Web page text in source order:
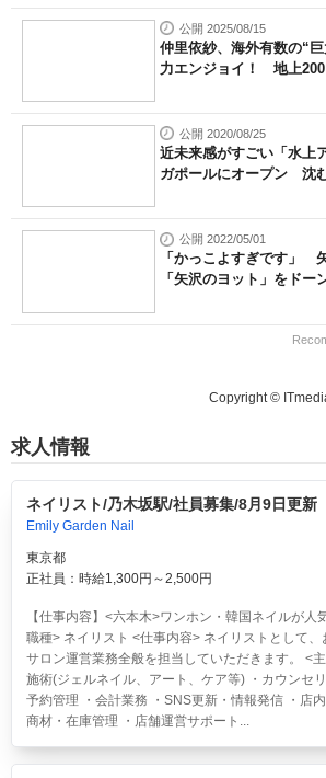
公開 2025/08/15
仲里依紗、海外有数の“
力エンジョイ！ 地上
公開 2020/08/25
近未来感がすごい「水上
ガポールにオープン 沈
公開 2022/05/01
「かっこよすぎです」
「矢沢のヨット」をド
Copyright ©
求人情報
ネイリスト/乃木坂駅/社員募集/8月9日更新
Emily Garden Nail
東京都
正社員：時給1,300円～2,500円
【仕事内容】<六本木>ワンホン・韓国ネイルが人
職種> ネイリスト <仕事内容> ネイリストとして
サロン運営業務全般を担当していただきます。 <
施術(ジェルネイル、アート、ケア等) ・カウンセ
予約管理 ・会計業務 ・SNS更新・情報発信 ・店
商材・在庫管理 ・店舗運営サポート...